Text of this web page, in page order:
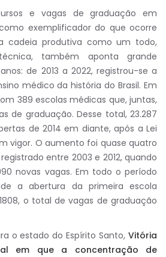
e vagas de graduação em
exemplificador do que ocorre
cadeia produtiva como um todo,
também aponta grande
de 2013 a 2022, registrou-se a
médico da história do Brasil. Em
389 escolas médicas que, juntas,
de graduação. Desse total, 23.287
de 2014 em diante, após a Lei
vigor. O aumento foi quase quatro
entre 2003 e 2012, quando
novas vagas. Em todo o período
a abertura da primeira escola
o total de vagas de graduação
o estado do Espírito Santo, Vitória
em que a concentração de